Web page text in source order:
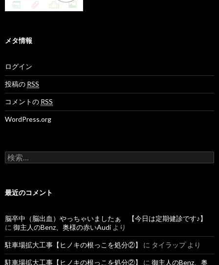
メタ情報
ログイン
投稿の RSS
コメントの RSS
WordPress.org
検
索
最近のコメント
脳卒中（脳出血）やっちゃいましたぁ 【今日は定期健診です♪】
に 御主人のBenz、奥様の赤いAudi より
駐車場拡大工事【ヒノキの根っこを処分②】 に タイラップより
駐車場拡大工事【ヒノキの根っこを処分②】 に 御主人のBenz、奥